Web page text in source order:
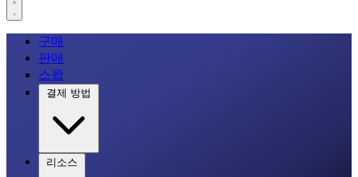
구매
판매
스왑
결제 방법
리소스